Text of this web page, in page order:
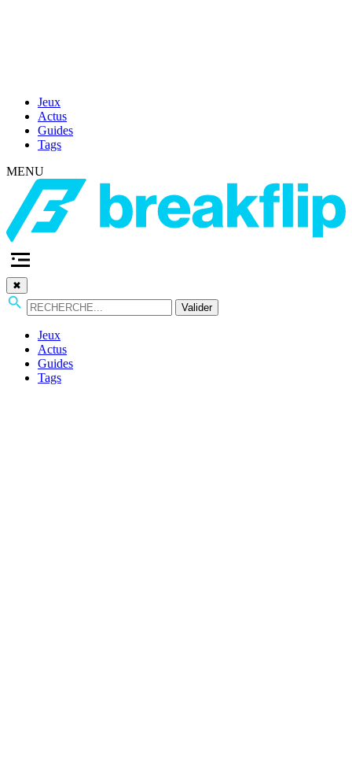
Jeux
Actus
Guides
Tags
MENU
✖
Valider
Jeux
Actus
Guides
Tags